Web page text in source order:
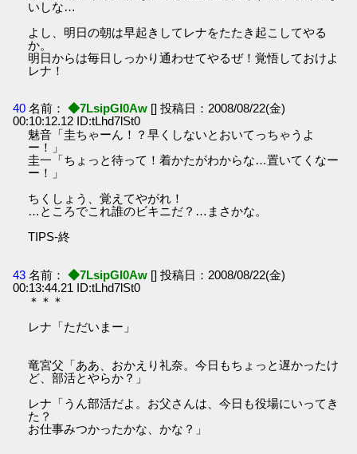
いしな…
よし、明日の朝は早起きしてレナをたたき起こしてやる
か。
明日からは毎日しっかり通わせてやるぜ！覚悟しておけよ
レナ！
40 名前： ◆7LsipGI0Aw [] 投稿日：2008/08/22(金)
00:10:12.12 ID:tLhd7lSt0
魅音「圭ちゃーん！？早くしないとおいてっちゃうよ
ー！」
圭一「ちょっと待って！着かたがわからな…置いてくなー
ー！」
ちくしょう、覚えてやがれ！
…ところでこれ誰のビキニだ？…まさかな。
TIPS-終
43 名前： ◆7LsipGI0Aw [] 投稿日：2008/08/22(金)
00:13:44.21 ID:tLhd7lSt0
＊＊＊
レナ「ただいまー」
竜宮父「ああ、おかえり礼奈。今日もちょっと遅かったけ
ど、部活とやらか？」
レナ「うん部活だよ。お父さんは、今日も役場にいってき
た？
お仕事みつかったかな、かな？」